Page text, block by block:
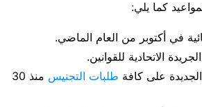
كما يلي:
في أكتوبر من العام الماضي.
الاتحادية للقوانين.
على كافة طلبات التجنيس
منذ 30